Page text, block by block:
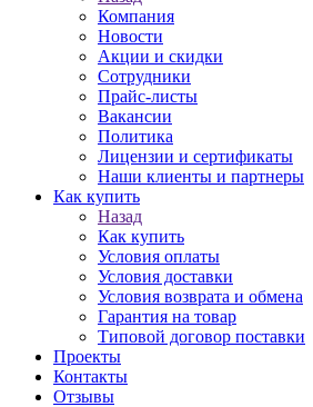
Компания
Новости
Акции и скидки
Сотрудники
Прайс-листы
Вакансии
Политика
Лицензии и сертификаты
Наши клиенты и партнеры
Как купить
Назад
Как купить
Условия оплаты
Условия доставки
Условия возврата и обмена
Гарантия на товар
Типовой договор поставки
Проекты
Контакты
Отзывы